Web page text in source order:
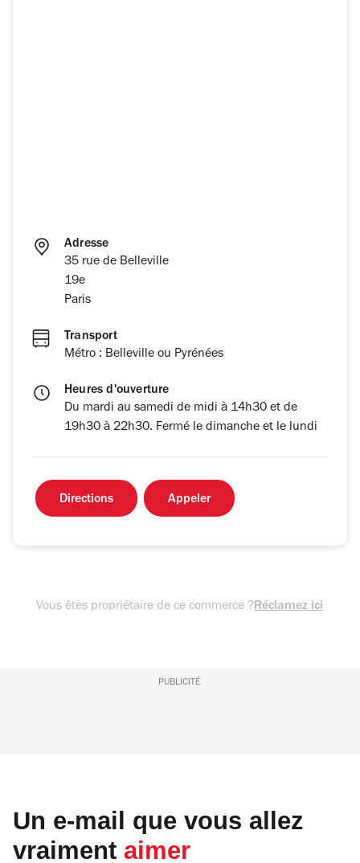
Adresse
35 rue de Belleville
19e
Paris
Transport
Métro : Belleville ou Pyrénées
Heures d'ouverture
Du mardi au samedi de midi à 14h30 et de
19h30 à 22h30. Fermé le dimanche et le lundi
Directions Appeler
Vous êtes propriétaire de ce commerce ?Réclamez ici
PUBLICITÉ
Un e-mail que vous allez
vraiment aimer